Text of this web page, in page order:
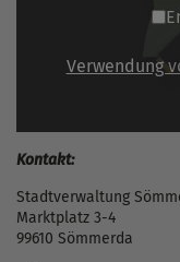
Verwendung
Kontakt:
Stadtverwaltung
Marktplatz 3-4
99610 Sömmerda